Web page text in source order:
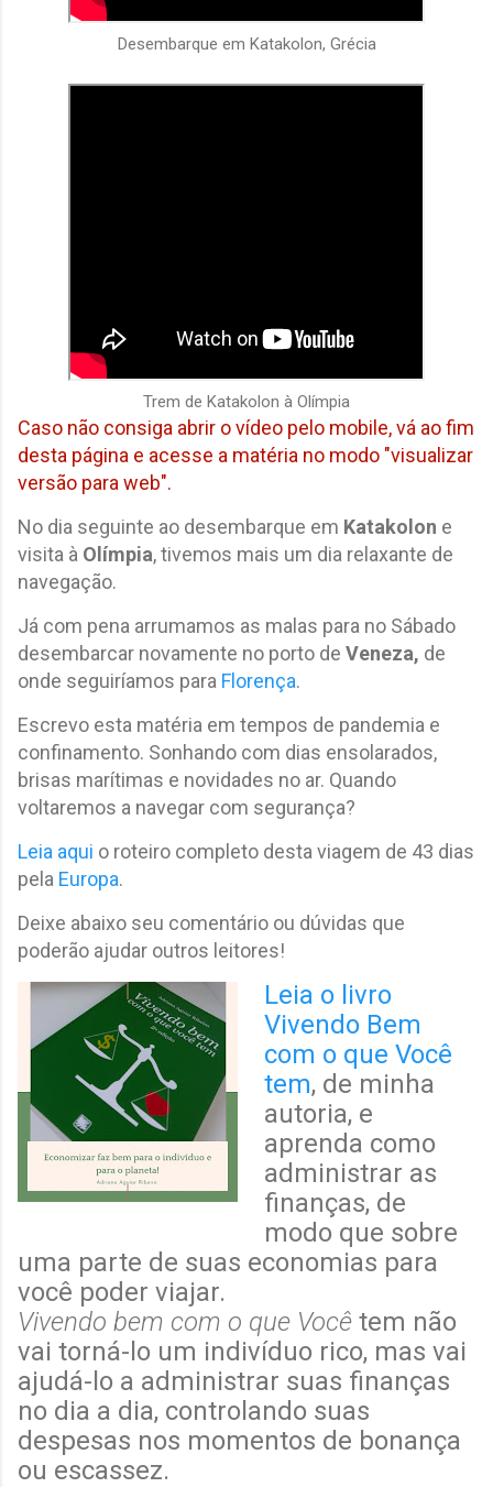
Desembarque em Katakolon, Grécia
Trem de Katakolon à Olímpia
Caso não consiga abrir o vídeo pelo mobile, vá ao fim
desta página e acesse a matéria no modo "visualizar
versão para web".
No dia seguinte ao desembarque em Katakolon e
visita à Olímpia, tivemos mais um dia relaxante de
navegação.
Já com pena arrumamos as malas para no Sábado
desembarcar novamente no porto de Veneza, de
onde seguiríamos para Florença.
Escrevo esta matéria em tempos de pandemia e
confinamento. Sonhando com dias ensolarados,
brisas marítimas e novidades no ar. Quando
voltaremos a navegar com segurança?
Leia aqui o roteiro completo desta viagem de 43 dias
pela Europa.
Deixe abaixo seu comentário ou dúvidas que
poderão ajudar outros leitores!
Leia o livro
Vivendo Bem
com o que Você
tem, de minha
autoria, e
aprenda como
administrar as
finanças, de
modo que sobre
uma parte de suas economias para
você poder viajar.
Vivendo bem com o que Você tem não
vai torná-lo um indivíduo rico, mas vai
ajudá-lo a administrar suas finanças
no dia a dia, controlando suas
despesas nos momentos de bonança
ou escassez.